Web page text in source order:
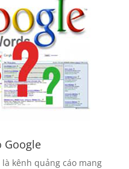
Google
kênh quảng cáo mang